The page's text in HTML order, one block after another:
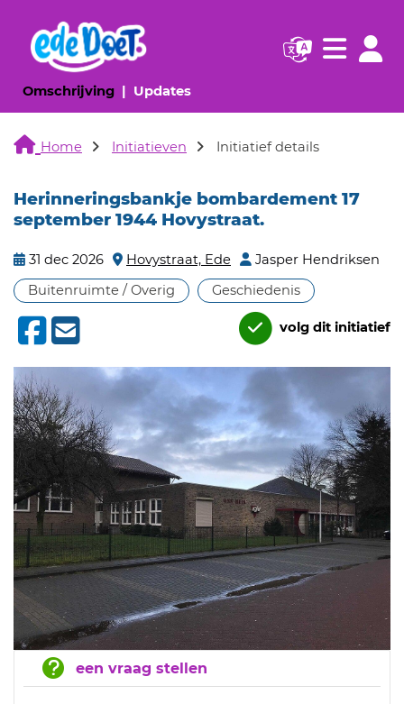
Omschrijving(huidige pagina)
Updates(huidige pagina)
Navigatie
Home Initiatieven Initiatief details
Herinneringsbankje bombardement 17
september 1944 Hovystraat.
31 dec 2026 Hovystraat, Ede
Jasper Hendriksen
Buitenruimte / Overig
Geschiedenis
volg dit initiatief
een vraag stellen